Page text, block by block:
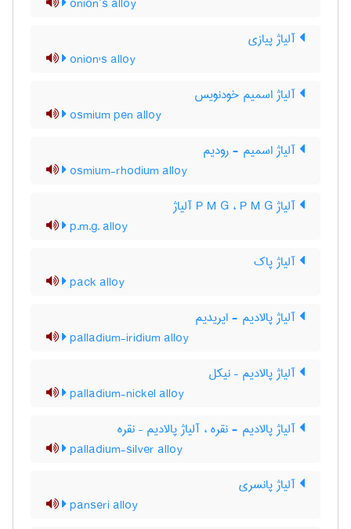
آلیاژ پیازی
onion's alloy
آلیاژ اسمیم خودنویس
osmium pen alloy
آلیاژ اسمیم - رودیم
osmium-rhodium alloy
آلیاژ P M G ، P M G آلیاژ
p.m.g. alloy
آلیاژ پاک
pack alloy
آلیاژ پالادیم - ایریدیم
palladium-iridium alloy
آلیاژ پالادیم – نیکل
palladium-nickel alloy
آلیاژ پالادیم - نقره ، آلیاژ پالادیم – نقره
palladium-silver alloy
آلیاژ پانسری
panseri alloy